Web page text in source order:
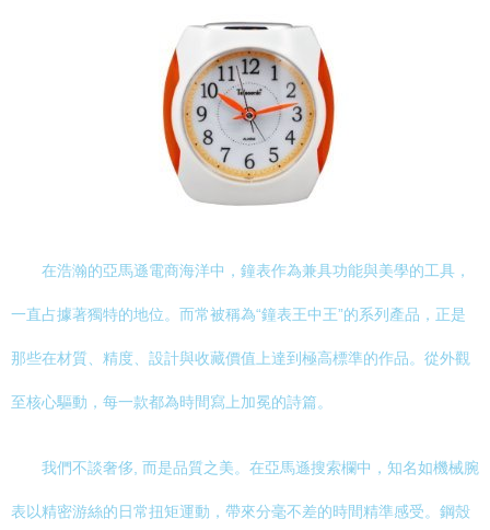
在浩瀚的亞馬遜電商海洋中，鐘表作為兼具功能與美學的工具，
一直占據著獨特的地位。而常被稱為“鐘表王中王”的系列產品，正是
那些在材質、精度、設計與收藏價值上達到極高標準的作品。從外觀
至核心驅動，每一款都為時間寫上加冕的詩篇。
我們不談奢侈, 而是品質之美。在亞馬遜搜索欄中，知名如機械腕
表以精密游絲的日常扭矩運動，帶來分毫不差的時間精準感受。鋼殼